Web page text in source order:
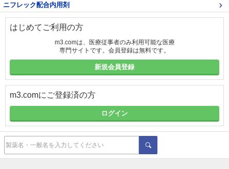
ニフレック配合内用剤
はじめてご利用の方
m3.comは、医療従事者のみ利用可能な医療
専門サイトです。会員登録は無料です。
新規会員登録
m3.comにご登録済の方
ログイン